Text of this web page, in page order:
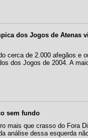
dos Jogos de Atenas
cerca de 2.000 afegãos e
dos Jogos de 2004. A
sem fundo
mais que crasso do Fora
análise dessa esquerda